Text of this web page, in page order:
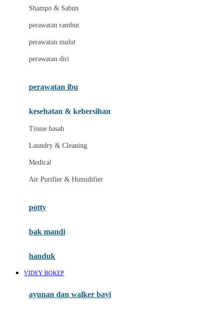
London Taxi
Love To Dream
M
Magformers
Mamaway
Maxi Cosi
Megabloks
Micro
MiDeer
Moby
My Buddy Tag
Shampo & Sabun
perawatan rambut
perawatan mulut
perawatan diri
perawatan ibu
kesehatan & kebersihan
Tissue basah
Laundry & Cleaning
Medical
Air Purifier & Humidifier
potty
bak mandi
handuk
VIDEY BOKEP
ayunan dan walker bayi